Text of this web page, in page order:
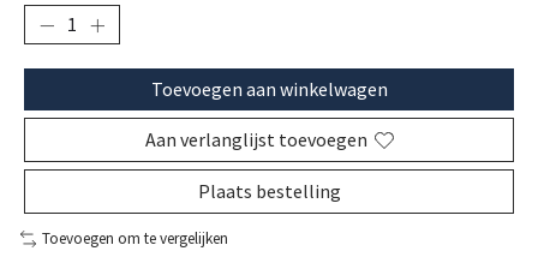
Toevoegen aan winkelwagen
Aan verlanglijst toevoegen
Plaats bestelling
Toevoegen om te vergelijken